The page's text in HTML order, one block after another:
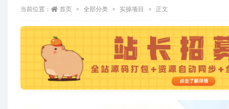
当前位置： 首页 全部分类 实操项目 正文